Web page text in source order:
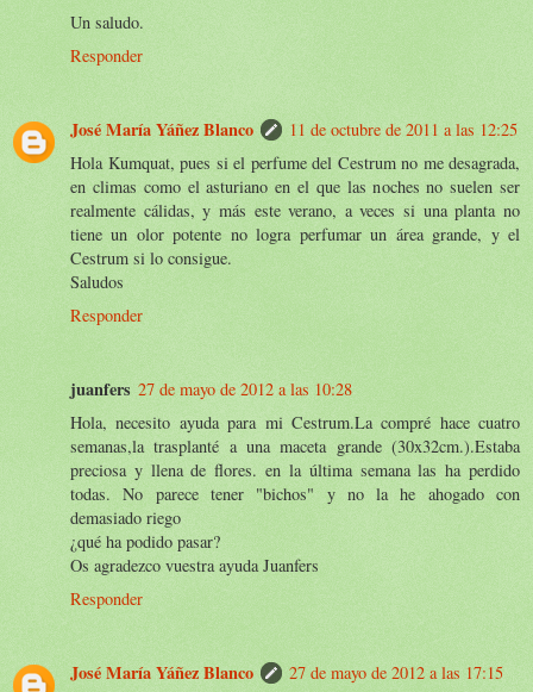
Un saludo.
Responder
José María Yáñez Blanco
11 de octubre de 2011 a las 12:25
Hola Kumquat, pues si el perfume del Cestrum no me desagrada,
en climas como el asturiano en el que las noches no suelen ser
realmente cálidas, y más este verano, a veces si una planta no
tiene un olor potente no logra perfumar un área grande, y el
Cestrum si lo consigue.
Saludos
Responder
juanfers 27 de mayo de 2012 a las 10:28
Hola, necesito ayuda para mi Cestrum.La compré hace cuatro
semanas,la trasplanté a una maceta grande (30x32cm.).Estaba
preciosa y llena de flores. en la última semana las ha perdido
todas. No parece tener "bichos" y no la he ahogado con
demasiado riego
¿qué ha podido pasar?
Os agradezco vuestra ayuda Juanfers
Responder
José María Yáñez Blanco
27 de mayo de 2012 a las 17:15